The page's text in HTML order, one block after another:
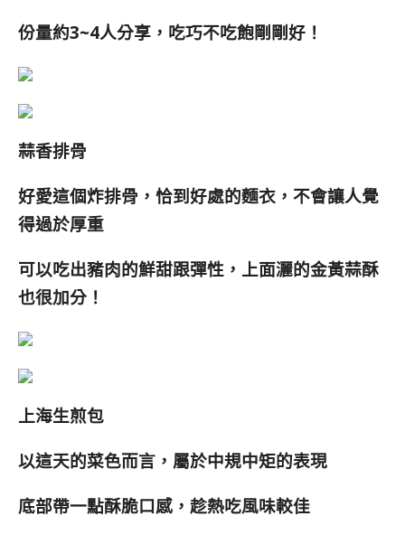
份量約3~4人分享，吃巧不吃飽剛剛好！
蒜香排骨
好愛這個炸排骨，恰到好處的麵衣，不會讓人覺
得過於厚重
可以吃出豬肉的鮮甜跟彈性，上面灑的金黃蒜酥
也很加分！
上海生煎包
以這天的菜色而言，屬於中規中矩的表現
底部帶一點酥脆口感，趁熱吃風味較佳